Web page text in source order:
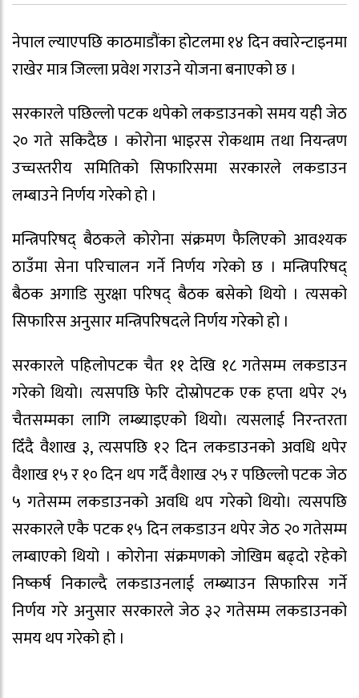
नेपाल ल्याएपछि काठमाडौंका होटलमा १४ दिन क्वारेन्टाइनमा
राखेर मात्र जिल्ला प्रवेश गराउने योजना बनाएको छ ।
सरकारले पछिल्लो पटक थपेको लकडाउनको समय यही जेठ
२० गते सकिदैछ । कोरोना भाइरस रोकथाम तथा नियन्त्रण
उच्चस्तरीय समितिको सिफारिसमा सरकारले लकडाउन
लम्बाउने निर्णय गरेको हो ।
मन्त्रिपरिषद् बैठकले कोरोना संक्रमण फैलिएको आवश्यक
ठाउँमा सेना परिचालन गर्ने निर्णय गरेको छ । मन्त्रिपरिषद्
बैठक अगाडि सुरक्षा परिषद् बैठक बसेको थियो । त्यसको
सिफारिस अनुसार मन्त्रिपरिषदले निर्णय गरेको हो ।
सरकारले पहिलोपटक चैत ११ देखि १८ गतेसम्म लकडाउन
गरेको थियो। त्यसपछि फेरि दोस्रोपटक एक हप्ता थपेर २५
चैतसम्मका लागि लम्ब्याइएको थियो। त्यसलाई निरन्तरता
दिँदै वैशाख ३, त्यसपछि १२ दिन लकडाउनको अवधि थपेर
वैशाख १५ र १० दिन थप गर्दै वैशाख २५ र पछिल्लो पटक जेठ
५ गतेसम्म लकडाउनको अवधि थप गरेको थियो। त्यसपछि
सरकारले एकै पटक १५ दिन लकडाउन थपेर जेठ २० गतेसम्म
लम्बाएको थियो । कोरोना संक्रमणको जोखिम बढ्दो रहेको
निष्कर्ष निकाल्दै लकडाउनलाई लम्ब्याउन सिफारिस गर्ने
निर्णय गरे अनुसार सरकारले जेठ ३२ गतेसम्म लकडाउनको
समय थप गरेको हो ।